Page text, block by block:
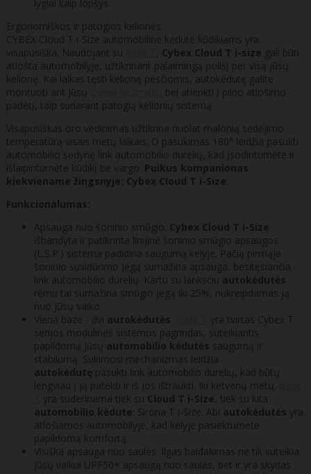
lygiai kaip lopšys.
Ergonomiškos ir patogios kelionės.
CYBEX Cloud T i-Size automobilinė kėdutė kūdikiams yra
visapusiška. Naudojant su
, Cybex Cloud T i-size gali būti
atlošta automobilyje, užtikrinant palaimingą poilsį per visą jūsų
kelionę. Kai laikas tęsti kelionę pėsčiomis, autokėdutę galite
montuoti ant Jūsų
bei atlenkti į pilno atlošimo
padėtį, taip sudarant patogią kelionių sistemą.
Visapusiškas oro vėdinimas užtikrina nuolat malonią sėdėjimo
temperatūrą visais metų laikais. O pasukimas 180° leidžia pasukti
automobilio sėdynę link automobilio durelių, kad įsodintumėte ir
išlaipintumėte kūdikį be vargo. Puikus kompanionas
kiekviename žingsnyje: Cybex Cloud T i-Size
Funkcionalumas:
Apsauga nuo šoninio smūgio. Cybex Cloud T i-Size
išbandyta ir patikrinta linijinė šoninio smūgio apsaugos
(L.S.P.) sistema padidina saugumą kelyje. Pačią pirmąja
šoninio susidūrimo jėgą sumažina apsauga, besitęsiančia
link automobilio durelių. Kartu su lanksčiu autokėdutės
rėmu tai sumažina smūgio jėgą iki 25%, nukreipdamas ją
nuo Jūsų vaiko.
Viena bazė - dvi autokėdutės
yra tvirtas Cybex T
serijos modulinės sistemos pagrindas, suteikiantis
papildomą Jūsų automobilio kėdutės saugumą ir
stabilumą. Sukimosi mechanizmas leidžia
autokėdutę pasukti link automobilio durelių, kad būtų
lengviau į ją patekti ir iš jos ištraukti. Iki ketverių metų,
yra suderinama tiek su Cloud T i-Size, tiek su kita
automobilio kėdute : Sirona T i-Size. Abi autokėdutės yra
atlošiamos automobilyje, kad kelyje pasiektumėte
papildomą komfortą.
Visiška apsauga nuo saulės. Ilgas baldakimas ne tik suteikia
Jūsų vaikui UPF50+ apsaugą nuo saulės, bet ir yra skydas